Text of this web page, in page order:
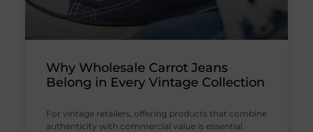
Why Wholesale Carrot Jeans
Belong in Every Vintage Collection
For vintage retailers, offering products that combine
authenticity with commercial value is essential.